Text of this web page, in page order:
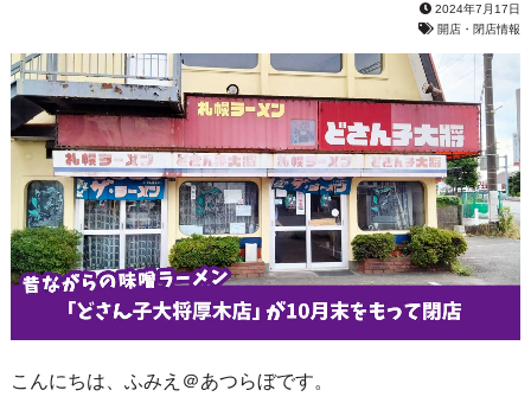
2024年7月17日
開店・閉店情報
こんにちは、ふみえ＠あつらぼです。